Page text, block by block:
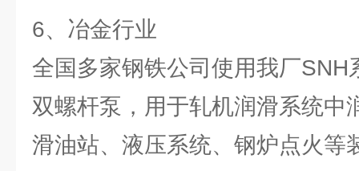
6、冶金行业
全国多家钢铁公司使用我厂SNH
双螺杆泵，用于轧机润滑系统中
滑油站、液压系统、钢炉点火等